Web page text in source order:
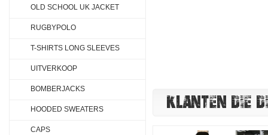
KLANTEN DIE
OLD SCHOOL UK JACKET
RUGBYPOLO
T-SHIRTS LONG SLEEVES
UITVERKOOP
BOMBERJACKS
HOODED SWEATERS
CAPS